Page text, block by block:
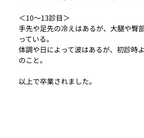
＜10〜13診目＞
手先や足先の冷えはあるが、大腿や臀
っている。
体調や日によって波はあるが、初診時
のこと。
以上で卒業されました。